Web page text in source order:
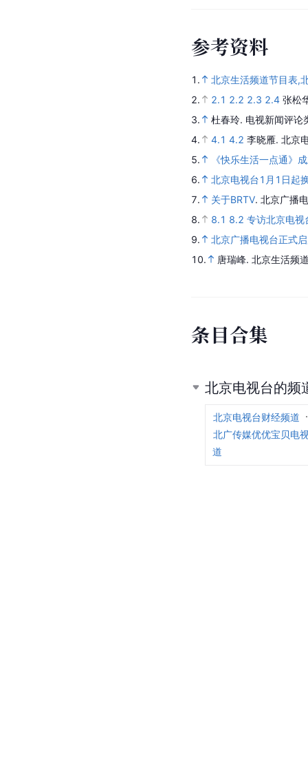
参考资料
1.
北京生活频道节目表,
2.
2.1 2.2 2.3 2.4 张松
3.
杜春玲. 电视新闻评
4.
4.1 4.2 李晓雁. 北京
5.
《快乐生活一点通》
6.
北京电视台1月1日起
7.
关于BRTV. 北京广播
8.
8.1 8.2 专访北京电视
9.
北京广播电视台正式
10.
唐瑞峰. 北京生活频
条目合集
北京电视台的频
北京电视台财经频道
北广传媒优优宝贝电
道